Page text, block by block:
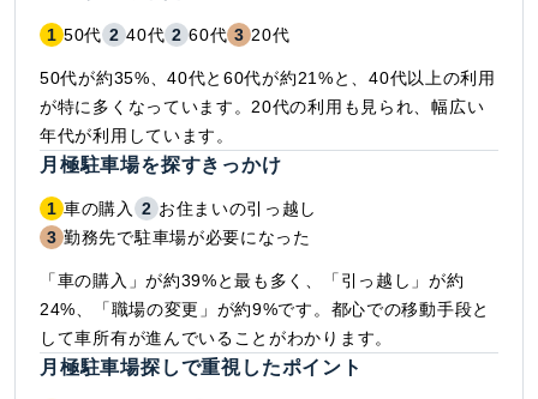
1 50代 2 40代 2 60代 3 20代
50代が約35%、40代と60代が約21%と、40代以上の利用
が特に多くなっています。20代の利用も見られ、幅広い
年代が利用しています。
月極駐車場を探すきっかけ
1 車の購入 2 お住まいの引っ越し
3 勤務先で駐車場が必要になった
「車の購入」が約39%と最も多く、「引っ越し」が約
24%、「職場の変更」が約9%です。都心での移動手段と
して車所有が進んでいることがわかります。
月極駐車場探しで重視したポイント